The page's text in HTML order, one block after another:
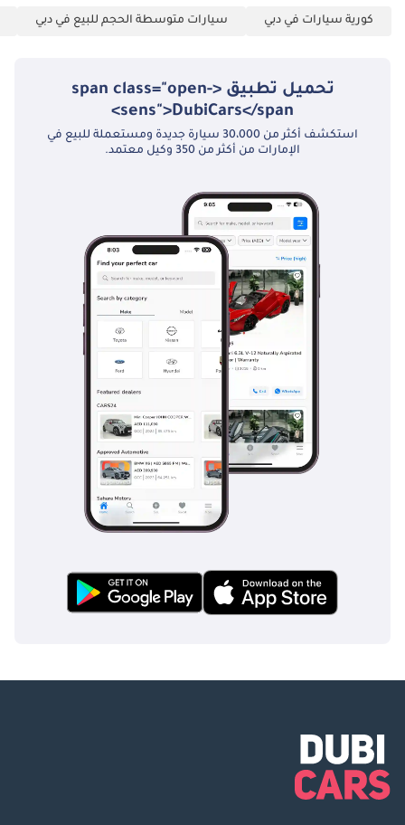
كورية سيارات في دبي سيارات متوسطة الحجم للبيع في دبي
تحميل تطبيق <span class="open-
sens">DubiCars</span>
استكشف أكثر من 30،000 سيارة جديدة ومستعملة للبيع في
الإمارات من أكثر من 350 وكيل معتمد.